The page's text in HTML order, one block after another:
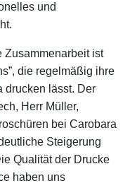
und
Zusammenarbeit ist
die regelmäßig ihre
drucken lässt. Der
Herr Müller,
bei Carobara
Steigerung
Qualität der Drucke
haben uns